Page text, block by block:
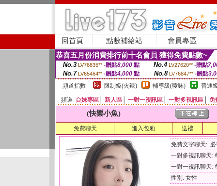
回首頁 點數補給站 會員專區
恭喜五月份消費排行前十名會員 獲得免費點數~
No.3 LV76835** -贈點8,000點 No.4 LV27620** -贈點
No.7 LV65464** -贈點4,000 點 No.8 LV76847** -贈點
頻道指數
限制級(火辣) 輔導級(曖昧) 普通
頻道 台妹專區 新人區 一對一視訊區 一對多視訊區 免
(快樂小魚)
免費聊天 進入包廂 送禮
免費文字聊天:
一對多視訊聊天:
一對一視訊聊天:
性別: 女性